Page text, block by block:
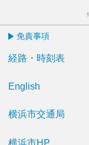
免責事項
経路・時刻表
English
横浜市交通局
横浜市HP